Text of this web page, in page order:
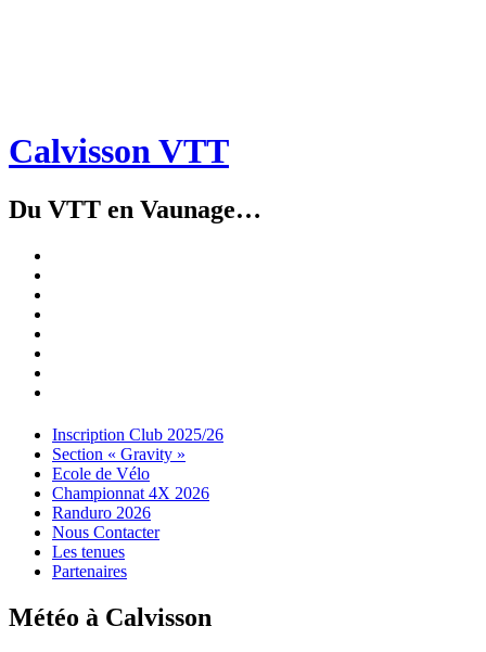
Calvisson VTT
Du VTT en Vaunage…
Menu
Widgets
Recherche
Aller
contenu
Inscription Club 2025/26
Section « Gravity »
Ecole de Vélo
Championnat 4X 2026
Randuro 2026
Nous Contacter
Les tenues
Partenaires
Météo à Calvisson